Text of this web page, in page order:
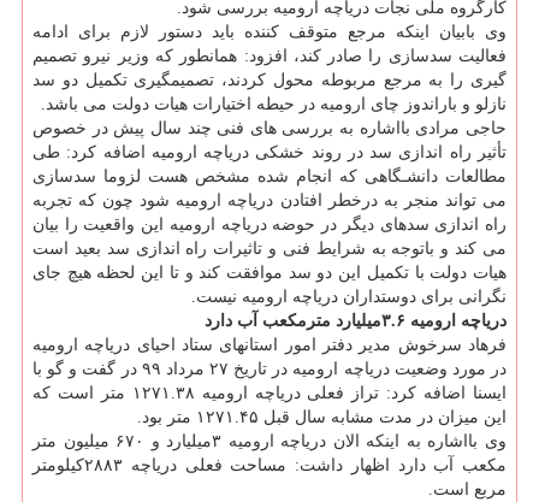
کارگروه ملی نجات دریاچه ارومیه بررسی شود.
وی بابیان اینکه مرجع متوقف کننده باید دستور لازم برای ادامه
فعالیت سدسازی را صادر کند، افزود: همانطور که وزیر نیرو تصمیم
گیری را به مرجع مربوطه محول کردند، تصمیمگیری تکمیل دو سد
نازلو و باراندوز چای ارومیه در حیطه اختیارات هیات دولت می باشد.
حاجی مرادی بااشاره به بررسی های فنی چند سال پیش در خصوص
تأثیر راه اندازی سد در روند خشکی دریاچه ارومیه اضافه کرد: طی
مطالعات دانشـگاهی که انجام شده مشخص هست لزوما سدسازی
می تواند منجر به درخطر افتادن دریاچه ارومیه شود چون که تجربه
راه اندازی سدهای دیگر در حوضه دریاچه ارومیه این واقعیت را بیان
می کند و باتوجه به شرایط فنی و تاثیرات راه اندازی سد بعید است
هیات دولت با تکمیل این دو سد موافقت کند و تا این لحظه هیچ جای
نگرانی برای دوستداران دریاچه ارومیه نیست.
دریاچه ارومیه ۳.۶میلیارد مترمکعب آب دارد
فرهاد سرخوش مدیر دفتر امور استانهای ستاد احیای دریاچه ارومیه
در مورد وضعیت دریاچه ارومیه در تاریخ ۲۷ مرداد ۹۹ در گفت و گو با
ایسنا اضافه کرد: تراز فعلی دریاچه ارومیه ۱۲۷۱.۳۸ متر است که
این میزان در مدت مشابه سال قبل ۱۲۷۱.۴۵ متر بود.
وی بااشاره به اینکه الان دریاچه ارومیه ۳میلیارد و ۶۷۰ میلیون متر
مکعب آب دارد اظهار داشت: مساحت فعلی دریاچه ۲۸۸۳کیلومتر
مربع است.